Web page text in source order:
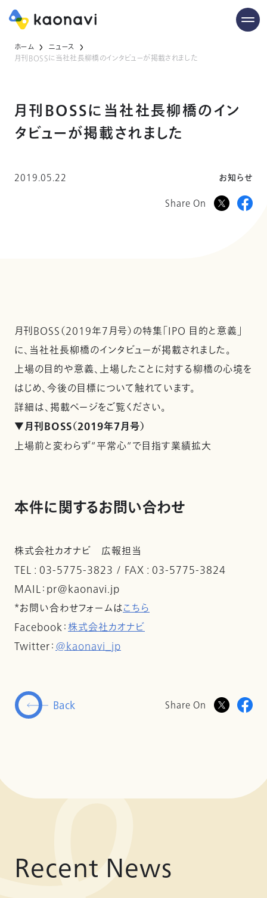
ホーム
ニュース
月刊BOSSに当社社長柳橋のインタビューが掲載されました
月刊BOSSに当社社長柳橋のイン
タビューが掲載されました
2019.05.22 お知らせ
Share On
月刊BOSS（2019年7月号）の特集「IPO 目的と意義」
に、当社社長柳橋のインタビューが掲載されました。
上場の目的や意義、上場したことに対する柳橋の心境を
はじめ、今後の目標について触れています。
詳細は、掲載ページをご覧ください。
▼月刊BOSS（2019年7月号）
上場前と変わらず”平常心”で目指す業績拡大
本件に関するお問い合わせ
株式会社カオナビ 広報担当
TEL : 03-5775-3823 / FAX : 03-5775-3824
MAIL：pr@kaonavi.jp
*お問い合わせフォームはこちら
Facebook：株式会社カオナビ
Twitter：@kaonavi_jp
Back Share On
Recent News